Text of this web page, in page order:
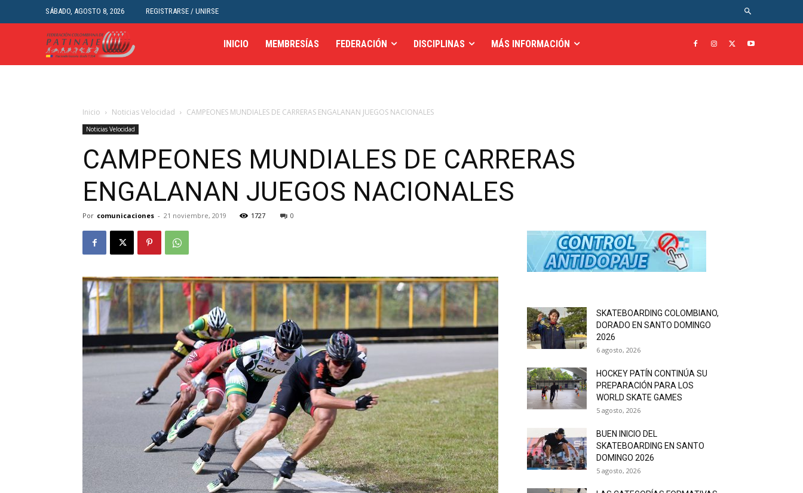
SÁBADO, AGOSTO 8, 2026 REGISTRARSE / UNIRSE
INICIO MEMBRESÍAS FEDERACIÓN DISCIPLINAS MÁS INFORMACIÓN
Inicio Noticias Velocidad CAMPEONES MUNDIALES DE CARRERAS ENGALANAN JUEGOS NACIONALES
Noticias Velocidad
CAMPEONES MUNDIALES DE CARRERAS
ENGALANAN JUEGOS NACIONALES
Por comunicaciones - 21 noviembre, 2019 1727 0
SKATEBOARDING COLOMBIANO,
DORADO EN SANTO DOMINGO
2026
6 agosto, 2026
HOCKEY PATÍN CONTINÚA SU
PREPARACIÓN PARA LOS
WORLD SKATE GAMES
5 agosto, 2026
BUEN INICIO DEL
SKATEBOARDING EN SANTO
DOMINGO 2026
5 agosto, 2026